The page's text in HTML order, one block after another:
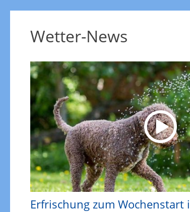
Wetter-News
Erfrischung zum Wochenstart